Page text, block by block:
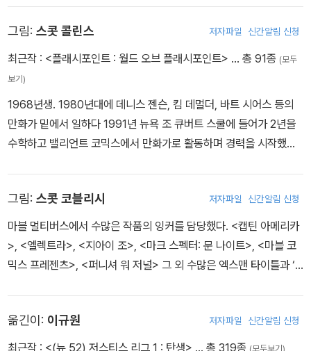
즈>, <피어 에이전트>, 마블의 <퍼니셔> 등을 그렸고, 더는 나오지
않는 시리즈인 버티고의 <언멘>, 다크호스의 <코난: 로드 오브 킹즈
그림: 스콧 콜린스 저자파일 신간알림 신청
최근작 : <플래시포인트 : 월드 오브 플래시포인트> … 총 91종 (모두
보기)
1968년생. 1980년대에 데니스 젠슨, 킴 데멀더, 바트 시어스 등의
만화가 밑에서 일하다 1991년 뉴욕 조 큐버트 스쿨에 들어가 2년을
수학하고 밸리언트 코믹스에서 만화가로 활동하며 경력을 시작했다.
마블 팀 업>에서는 <워킹 데드>의 작가인 로버트 커크먼과 함께 토
니 스타크의 평행 우주 버전인 사악한 아이언 맨, 아이언 매니악을 창
작한 바 있다.
그림: 스콧 코블리시 저자파일 신간알림 신청
마블 멀티버스에서 수많은 작품의 잉커를 담당했다. <캡틴 아메리카
>, <엘렉트라>, <지아이 조>, <마크 스펙터: 문 나이트>, <마블 코
믹스 프레젠츠>, <퍼니셔 워 저널> 그 외 수많은 엑스맨 타이틀과 ‘2
며, 마블 어드벤처 라인으로 옮겨 가 <어벤저스>, <판타스틱 포>, <
아이언 맨> 및 그 외 여러 타이틀의 그림을 맡았다. 또한 톰 드팔코의
옮긴이: 이규원 저자파일 신간알림 신청
최근작 : <(뉴 52) 저스티스 리그 1 : 탄생> … 총 319종 (모두보기)